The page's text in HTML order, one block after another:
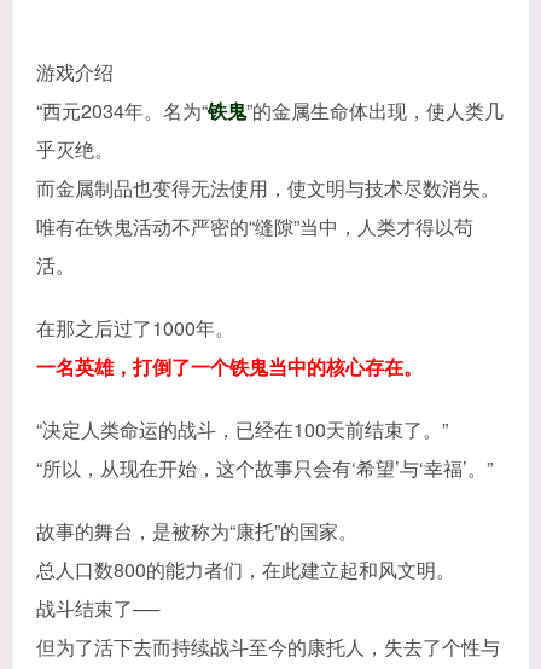
游戏介绍
“西元2034年。名为“铁鬼”的金属生命体出现，使人类几
乎灭绝。
而金属制品也变得无法使用，使文明与技术尽数消失。
唯有在铁鬼活动不严密的“缝隙”当中，人类才得以苟
活。
在那之后过了1000年。
一名英雄，打倒了一个铁鬼当中的核心存在。
“决定人类命运的战斗，已经在100天前结束了。”
“所以，从现在开始，这个故事只会有‘希望’与‘幸福’。”
故事的舞台，是被称为“康托”的国家。
总人口数800的能力者们，在此建立起和风文明。
战斗结束了──
但为了活下去而持续战斗至今的康托人，失去了个性与